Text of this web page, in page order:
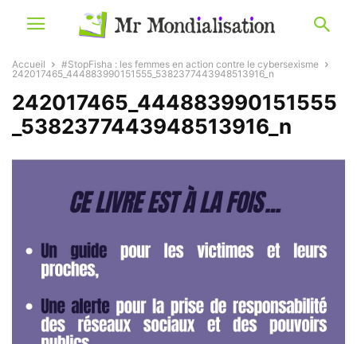
Accueil
#StopFisha : les femmes en action contre le cybersexisme
242017465_444883990151555_5382377443948513916_n
242017465_444883990151555
_5382377443948513916_n